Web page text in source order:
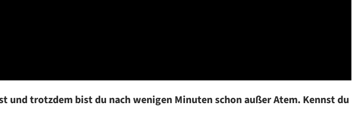
und trotzdem bist du nach wenigen Minuten schon außer Atem. Kennst du